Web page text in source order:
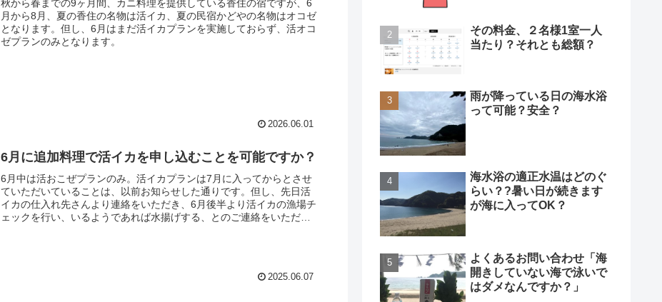
秋から春までの9ヶ月間、カニ料理を提供している香住の宿ですが、6
月から8月、夏の香住の名物は活イカ、夏の民宿かどやの名物はオコゼ
となります。但し、6月はまだ活イカプランを実施しておらず、活オコ
ゼプランのみとなります。
2026.06.01
6月に追加料理で活イカを申し込むことを可能ですか？
6月中は活おこぜプランのみ。活イカプランは7月に入ってからとさせ
ていただいていることは、以前お知らせした通りです。但し、先日活
イカの仕入れ先さんより連絡をいただき、6月後半より活イカの漁場チ
ェックを行い、いるようであれば水揚げする、とのご連絡をいただき
2025.06.07
その料金、２名様1室一人
当たり？それとも総額？
雨が降っている日の海水浴
って可能？安全？
海水浴の適正水温はどのぐ
らい？?暑い日が続きます
が海に入ってOK？
よくあるお問い合わせ「海
開きしていない海で泳いで
はダメなんですか？」